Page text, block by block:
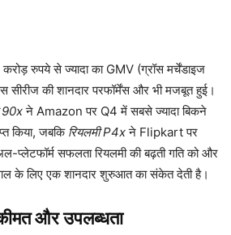
रुपये से ज्यादा का GMV (ग्रॉस मर्चेंडाइज
की शानदार परफॉर्मेंस और भी मजबूत हुई।
90xने Amazon पर Q4 में सबसे ज्यादा बिकने
किया, जबकि रियलमी P4xने Flipkart पर
प्लेटफॉर्म सफलता रियलमी की बढ़ती गति को और
के लिए एक शानदार शुरुआत का संकेत देती है।
और उपलब्धता